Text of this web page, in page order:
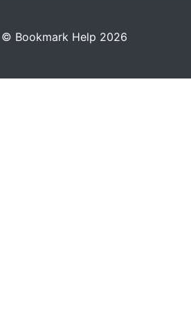
Bookmark Help 2026